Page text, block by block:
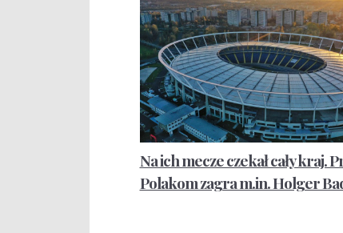
Na ich mecze czekał cały kraj.
Polakom zagra m.in. Holger